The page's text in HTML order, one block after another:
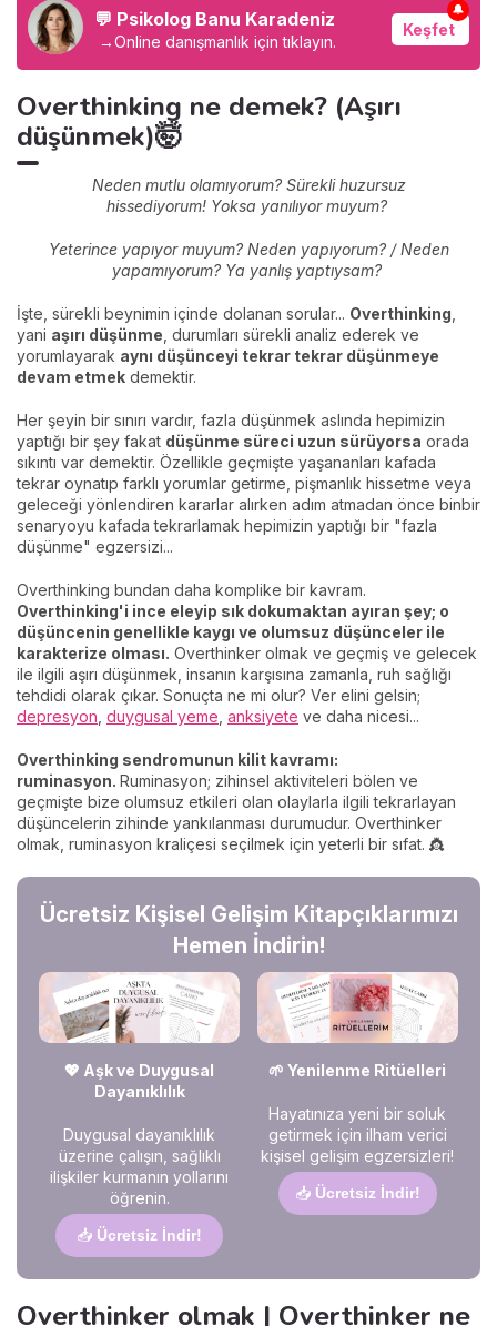
💬 Psikolog Banu Karadeniz
→Online danışmanlık için tıklayın.
Keşfet
🔔
Overthinking ne demek? (Aşırı
düşünmek)🤯
Neden mutlu olamıyorum? Sürekli huzursuz
hissediyorum! Yoksa yanılıyor muyum?
Yeterince yapıyor muyum? Neden yapıyorum? / Neden
yapamıyorum? Ya yanlış yaptıysam?
İşte, sürekli beynimin içinde dolanan sorular... Overthinking
yani aşırı düşünme , durumları sürekli analiz ederek ve
yorumlayarak aynı düşünceyi tekrar tekrar düşünmeye
devam etmek demektir.
Her şeyin bir sınırı vardır, fazla düşünmek aslında hepimizin
yaptığı bir şey fakat düşünme süreci uzun sürüyorsa orada
sıkıntı var demektir. Özellikle geçmişte yaşananları kafada
tekrar oynatıp farklı yorumlar getirme, pişmanlık hissetme veya
geleceği yönlendiren kararlar alırken adım atmadan önce binbir
senaryoyu kafada tekrarlamak hepimizin yaptığı bir "fazla
düşünme" egzersizi...
Overthinking bundan daha komplike bir kavram.
Overthinking'i ince eleyip sık dokumaktan ayıran şey; o
düşüncenin genellikle kaygı ve olumsuz düşünceler ile
karakterize olması. Overthinker olmak ve geçmiş ve gelecek
ile ilgili aşırı düşünmek, insanın karşısına zamanla, ruh sağlığı
tehdidi olarak çıkar. Sonuçta ne mi olur? Ver elini gelsin;
depresyon duygusal yeme anksiyete ve daha nicesi...
Overthinking sendromunun kilit kavramı:
ruminasyon. Ruminasyon; zihinsel aktiviteleri bölen ve
geçmişte bize olumsuz etkileri olan olaylarla ilgili tekrarlayan
düşüncelerin zihinde yankılanması durumudur. Overthinker
olmak, ruminasyon kraliçesi seçilmek için yeterli bir sıfat. 👸
Ücretsiz Kişisel Gelişim Kitapçıklarımızı
Hemen İndirin!
💖 Aşk ve Duygusal
Dayanıklılık
Duygusal dayanıklılık
üzerine çalışın, sağlıklı
ilişkiler kurmanın yollarını
öğrenin.
📥 Ücretsiz İndir!
🌱 Yenilenme Ritüelleri
Hayatınıza yeni bir soluk
getirmek için ilham verici
kişisel gelişim egzersizleri!
📥 Ücretsiz İndir!
Overthinker olmak | Overthinker ne